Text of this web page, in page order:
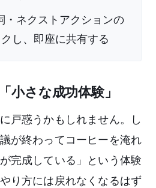
・ネクストアクションの
し、即座に共有する
小さな成功体験」
戸惑うかもしれません。し
が終わってコーヒーを淹れ
完成している」という体験
り方には戻れなくなるはず